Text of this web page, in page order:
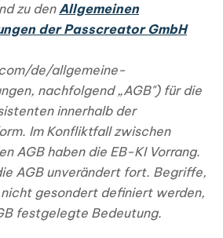
zu denAllgemeinen
der Passcreator GmbH
de/allgemeine-
nachfolgend „AGB") für die
innerhalb der
Im Konfliktfall zwischen
AGB haben die EB-KI Vorrang.
AGB unverändert fort. Begriffe,
gesondert definiert werden,
festgelegte Bedeutung.